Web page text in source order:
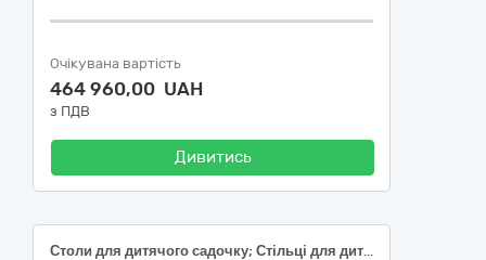
Очікувана вартість
464 960,00 UAH
з ПДВ
Дивитись
Столи для дитячого садочку; Стільці для дитячого садочку; Ліжка для дитячого садочку